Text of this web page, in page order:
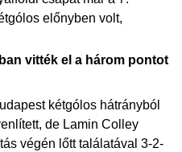
előnyben volt,
vitték el a három pontot
kétgólos hátrányból
de Lamin Colley
végén lőtt találatával 3-2-